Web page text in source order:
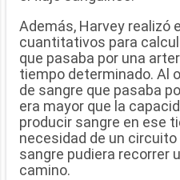
Además, Harvey realizó
cuantitativos para
que pasaba por una
tiempo determinado. Al
de sangre que pasaba
era mayor que la
producir sangre en ese
necesidad de un
sangre pudiera recorrer
camino.